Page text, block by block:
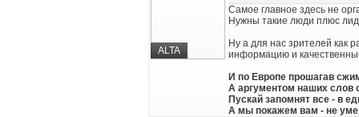
ALTA
Самое главное здесь не
Нужны такие люди плюс
Ну а для нас зрителей как
информацию и
И по Европе прошагав
А аргументом наших слов
Пускай запомнят все - в
А мы покажем вам - не